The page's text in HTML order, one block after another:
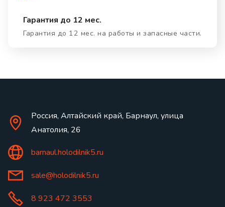
Гарантия до 12 мес.
Гарантия до 12 мес. на работы и запасные части.
Россия, Алтайский край, Барнаул, улица
Анатолия, 26
barnaul.holodilnik5.ru
sale@holodilnik5.ru
8 923 472 3553